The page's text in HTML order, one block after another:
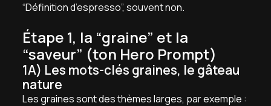
“Définition d’espresso”, souvent non.
Étape 1, la “graine” et la
“saveur” (ton Hero Prompt)
1A) Les mots-clés graines, le gâteau
nature
Les graines sont des thèmes larges, par exemple :